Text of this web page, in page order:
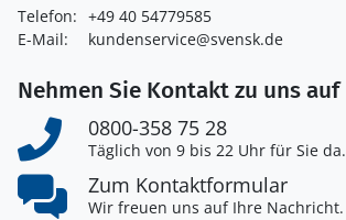
Telefon: +49 40 54779585
E-Mail:
kundenservice@svensk.de
Nehmen Sie Kontakt zu uns auf
0800-358 75 28
Täglich von 9 bis 22 Uhr für Sie da.
Zum Kontaktformular
Wir freuen uns auf Ihre Nachricht.